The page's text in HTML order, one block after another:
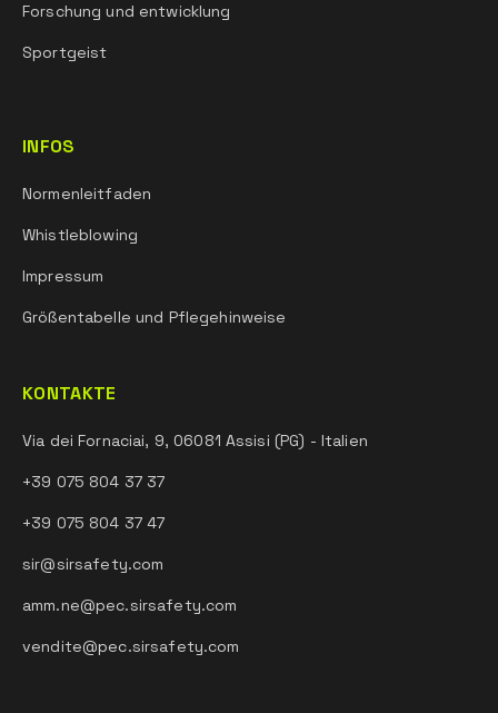
Forschung und entwicklung
Sportgeist
INFOS
Normenleitfaden
Whistleblowing
Impressum
Größentabelle und Pflegehinweise
KONTAKTE
Via dei Fornaciai, 9, 06081 Assisi (PG) - Italien
+39 075 804 37 37
+39 075 804 37 47
sir@sirsafety.com
amm.ne@pec.sirsafety.com
vendite@pec.sirsafety.com